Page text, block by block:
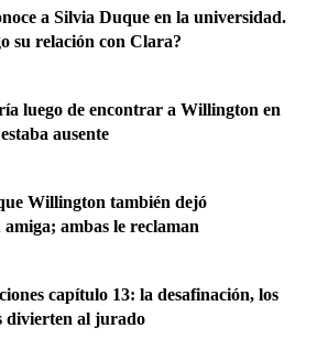
a Silvia Duque en la universidad.
su relación con Clara?
luego de encontrar a Willington en
ausente
Willington también dejó
ambas le reclaman
capítulo 13: la desafinación, los
divierten al jurado